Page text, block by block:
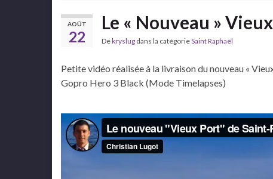
AOÛT
22
Le « Nouveau »
Dekryslug dans la catégorieSaint Raphaël
Petite vidéo réalisée à la livraison du nouveau «
Gopro Hero 3 Black (Mode Timelapses)